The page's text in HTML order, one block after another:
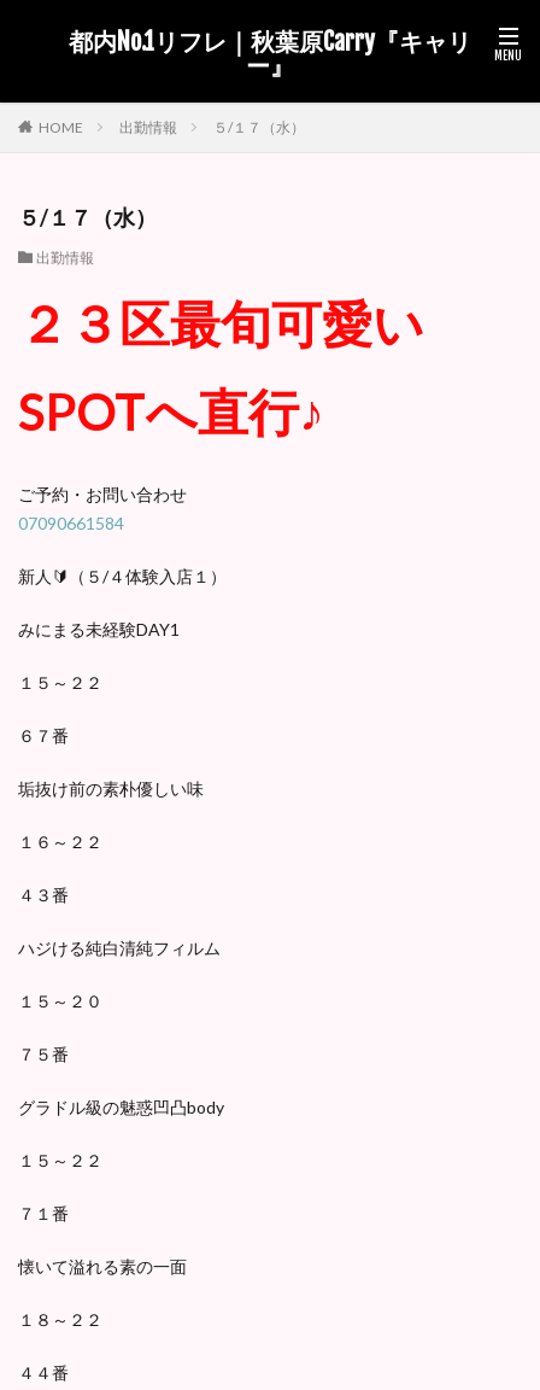
都内No.1リフレ｜秋葉原Carry『キャリ
ー』
HOME 出勤情報 ５/１７（水）
５/１７（水）
出勤情報
２３区最旬可愛い
SPOTへ直行♪
ご予約・お問い合わせ
07090661584
新人🔰（５/４体験入店１）
みにまる未経験DAY1
１５～２２
６７番
垢抜け前の素朴優しい味
１６～２２
４３番
ハジける純白清純フィルム
１５～２０
７５番
グラドル級の魅惑凹凸body
１５～２２
７１番
懐いて溢れる素の一面
１８～２２
４４番